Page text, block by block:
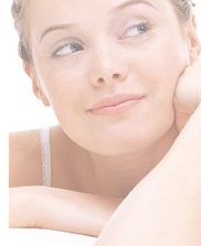
不
鏽
鋼
(外
部
#430、
內
桶
#304)